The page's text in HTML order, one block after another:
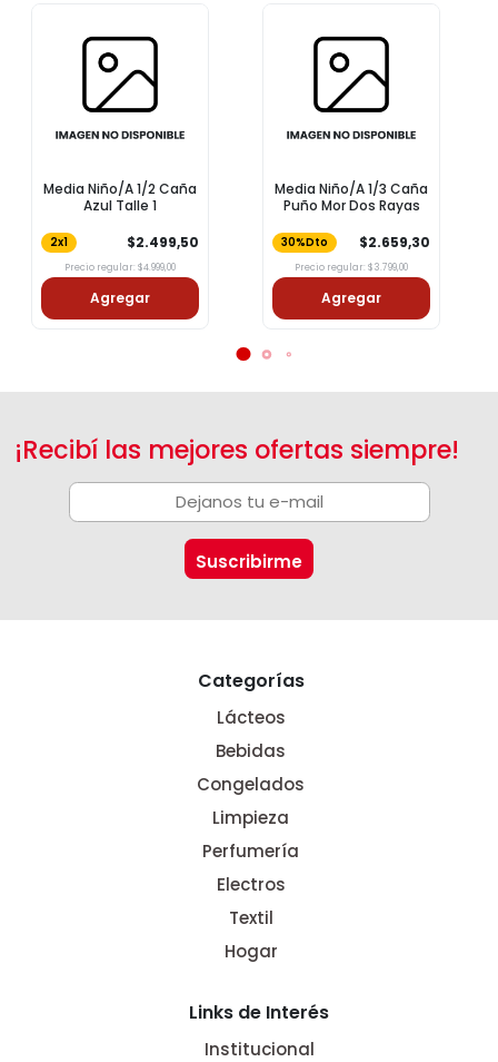
Media Niño/A 1/2 Caña
Azul Talle 1
2x1 $2.499,50
Precio regular: $4.999,00
Agregar
Media Niño/A 1/3 Caña
Puño Mor Dos Rayas
30%Dto $2.659,30
Precio regular: $3.799,00
Agregar
¡Recibí las mejores ofertas siempre!
Categorías
Lácteos
Bebidas
Congelados
Limpieza
Perfumería
Electros
Textil
Hogar
Links de Interés
Institucional